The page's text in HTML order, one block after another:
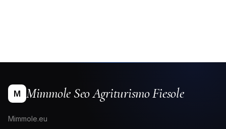
M Mimmole Seo Agriturismo Fiesole
Mimmole.eu